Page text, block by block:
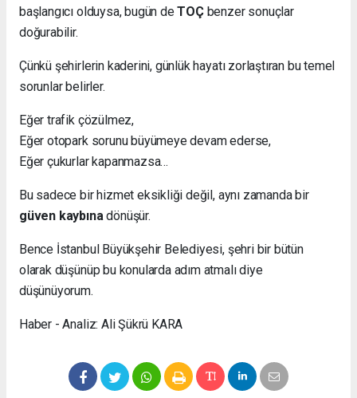
başlangıcı olduysa, bugün deTOÇbenzer sonuçlar
doğurabilir.
Çünkü şehirlerin kaderini, günlük hayatı zorlaştıran bu temel
sorunlar belirler.
Eğer trafik çözülmez,
Eğer otopark sorunu büyümeye devam ederse,
Eğer çukurlar kapanmazsa…
Bu sadece bir hizmet eksikliği değil, aynı zamanda bir
güven kaybınadönüşür.
Bence İstanbul Büyükşehir Belediyesi, şehri bir bütün
olarak düşünüp bu konularda adım atmalı diye
düşünüyorum.
Haber - Analiz: Ali Şükrü KARA